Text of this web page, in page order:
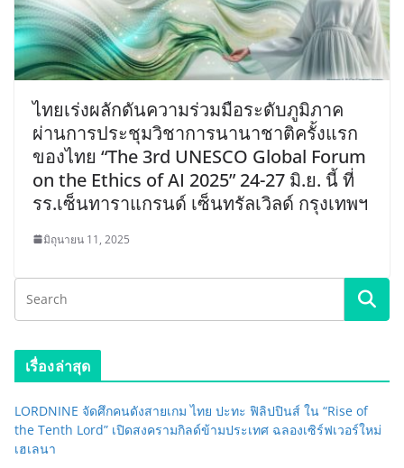
ไทยเร่งผลักดันความร่วมมือระดับภูมิภาค
ผ่านการประชุมวิชาการนานาชาติครั้งแรก
ของไทย “The 3rd UNESCO Global Forum
on the Ethics of AI 2025” 24-27 มิ.ย. นี้ ที่
รร.เซ็นทาราแกรนด์ เซ็นทรัลเวิลด์ กรุงเทพฯ
มิถุนายน 11, 2025
เรื่องล่าสุด
LORDNINE จัดศึกคนดังสายเกม ไทย ปะทะ ฟิลิปปินส์ ใน “Rise of
the Tenth Lord” เปิดสงครามกิลด์ข้ามประเทศ ฉลองเซิร์ฟเวอร์ใหม่
เฮเลนา